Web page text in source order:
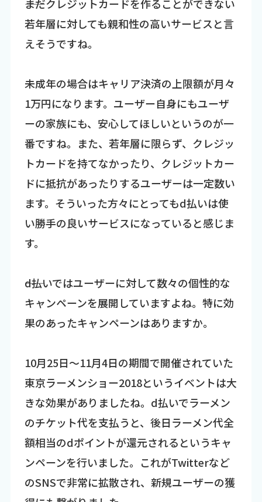
――まだクレジットカードを作ることができない
若年層に対しても親和性の高いサービスと言
えそうですね。
未成年の場合はキャリア決済の上限額が月々
1万円になります。ユーザー自身にもユーザ
ーの家族にも、安心してほしいというのが一
番ですね。また、若年層に限らず、クレジッ
トカードを持てなかったり、クレジットカー
ドに抵抗があったりするユーザーは一定数い
ます。そういった方々にとってもd払いは使
い勝手の良いサービスになっていると感じま
す。
――d払いではユーザーに対して数々の個性的な
キャンペーンを展開していますよね。特に効
果のあったキャンペーンはありますか。
10月25日～11月4日の期間で開催されていた
東京ラーメンショー2018というイベントは大
きな効果がありましたね。d払いでラーメン
のチケット代を支払うと、後日ラーメン代全
額相当のdポイントが還元されるというキャ
ンペーンを行いました。これがTwitterなど
のSNSで非常に拡散され、新規ユーザーの獲